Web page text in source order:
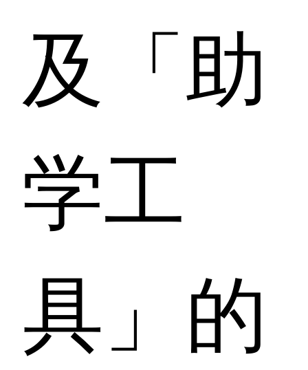
及「助
学工
具」的